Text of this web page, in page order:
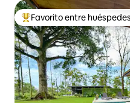
Favorito entre huéspedes
Favorito entre huéspedes